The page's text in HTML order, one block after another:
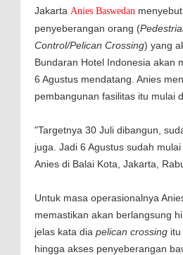
Jakarta Anies Baswedan
penyeberangan orang (
Control/Pelican Crossing) yang
Bundaran Hotel Indonesia akan
6 Agustus mendatang. Anies
pembangunan fasilitas itu mulai
"Targetnya 30 Juli dibangun,
juga. Jadi 6 Agustus sudah
Anies di Balai Kota, Jakarta,
Untuk masa operasionalnya
memastikan akan berlangsung
jelas kata dia pelican crossing
hingga akses penyeberangan